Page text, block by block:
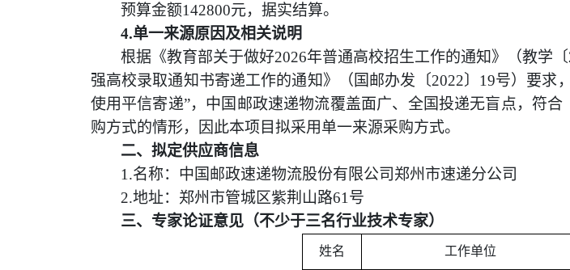
预算金额142800元，据实结算。
4.单一来源原因及相关说明
根据《教育部关于做好2026年普通高校招生工作的通知》（教学〔
强高校录取通知书寄递工作的通知》（国邮办发〔2022〕 19号）要求，
使用平信寄递”，中国邮政速递物流覆盖面广、全国投递无盲点，符
购方式的情形，因此本项目拟采用单一来源采购方式。
二、拟定供应商信息
1.名称： 中国邮政速递物流股份有限公司郑州市速递分公司
2.地址：郑州市管城区紫荆山路61 号
三、专家论证意见（不少于三名行业技术专家）
姓名 工作单位